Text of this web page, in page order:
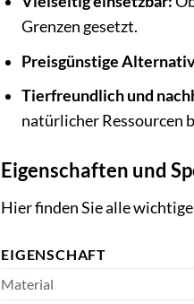
Grenzen gesetzt.
Preisgünstige
Tierfreundlich und
natürlicher Ressourcen
Eigenschaften und
Hier finden Sie alle
EIGENSCHAFT
Material